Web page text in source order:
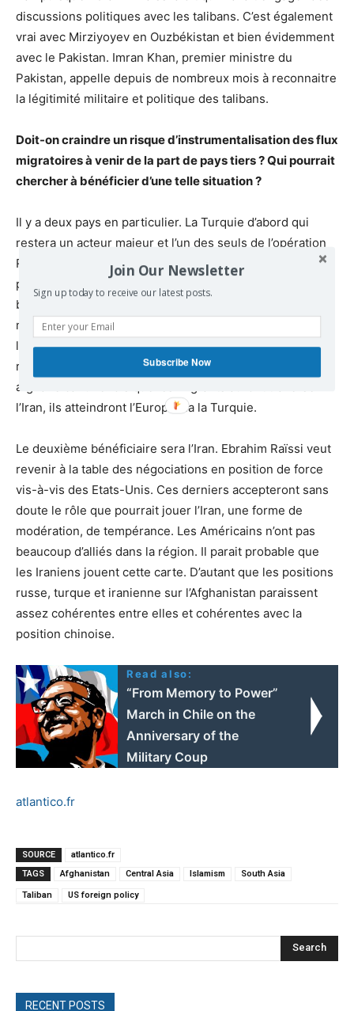
discussions politiques avec les talibans. C’est également
vrai avec Mirziyoyev en Ouzbékistan et bien évidemment
avec le Pakistan. Imran Khan, premier ministre du
Pakistan, appelle depuis de nombreux mois à reconnaitre
la légitimité militaire et politique des talibans.
Doit-on craindre un risque d’instrumentalisation des flux
migratoires à venir de la part de pays tiers ? Qui pourrait
chercher à bénéficier d’une telle situation ?
Il y a deux pays en particulier. La Turquie d’abord qui
restera un acteur majeur et l’un des seuls de l’opération
Resolute Support de l’Otan qui a indiqué entendre rester
pour sécuriser l’aéroport de Kaboul. Erdogan sait très
bien jouer de notre impatience vis-à-vis de la question
migratoire. Il a obtenu six milliards de roubles pour gérer
la question migratoire lors du conflit syrien. Il n’a aucune
raison de ne pas le faire avec la question migratoire
afghane car une fois que les migrants auront traversé
l’Iran, ils atteindront l’Europe via la Turquie.
Le deuxième bénéficiaire sera l’Iran. Ebrahim Raïssi veut
revenir à la table des négociations en position de force
vis-à-vis des Etats-Unis. Ces derniers accepteront sans
doute le rôle que pourrait jouer l’Iran, une forme de
modération, de tempérance. Les Américains n’ont pas
beaucoup d’alliés dans la région. Il parait probable que
les Iraniens jouent cette carte. D’autant que les positions
russe, turque et iranienne sur l’Afghanistan paraissent
assez cohérentes entre elles et cohérentes avec la
position chinoise.
Read also:
“From Memory to Power”
March in Chile on the
Anniversary of the
Military Coup
atlantico.fr
SOURCE
atlantico.fr
TAGS
Afghanistan Central Asia Islamism South Asia
Taliban US foreign policy
Search
RECENT POSTS
Join Our Newsletter
Sign up today to receive our latest posts.
Subscribe Now